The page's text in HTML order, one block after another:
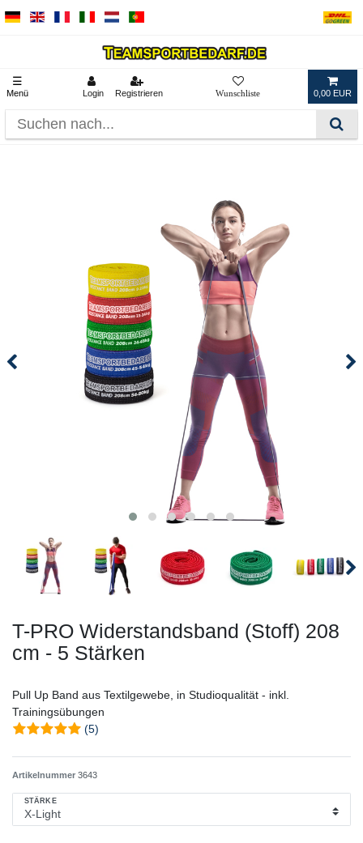
☰
Menü Login Registrieren 0,00 EUR
T-PRO Widerstandsband (Stoff) 208
cm - 5 Stärken
Pull Up Band aus Textilgewebe, in Studioqualität - inkl.
Trainingsübungen
(5)
Artikelnummer 3643
STÄRKE